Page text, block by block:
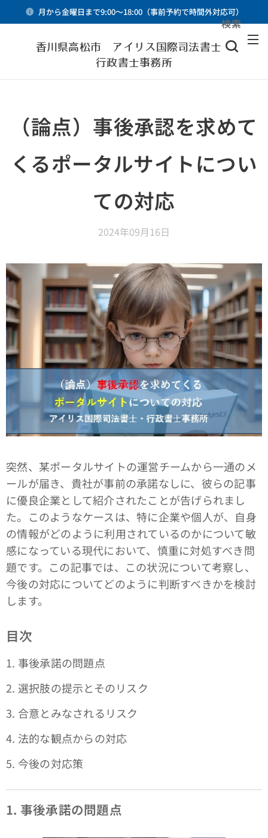
月から金曜日まで9:00～18:00（事前予約で時間外対応可）
香川県高松市 アイリス国際司法書士・
行政書士事務所
検索
（論点）事後承認を求めて
くるポータルサイトについ
ての対応
2024年09月16日
突然、某ポータルサイトの運営チームから一通のメ
ールが届き、貴社が事前の承諾なしに、彼らの記事
に優良企業として紹介されたことが告げられまし
た。このようなケースは、特に企業や個人が、自身
の情報がどのように利用されているのかについて敏
感になっている現代において、慎重に対処すべき問
題です。この記事では、この状況について考察し、
今後の対応についてどのように判断すべきかを検討
します。
目次
1. 事後承諾の問題点
2. 選択肢の提示とそのリスク
3. 合意とみなされるリスク
4. 法的な観点からの対応
5. 今後の対応策
1. 事後承諾の問題点